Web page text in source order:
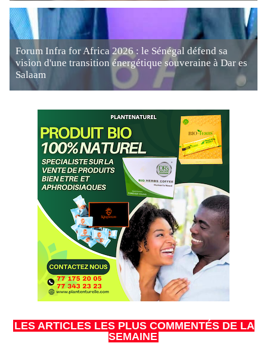
Forum Infra for Africa 2026 : le Sénégal défend sa
vision d'une transition énergétique souveraine à Dar es
Salaam
LES ARTICLES LES PLUS COMMENTÉS DE LA
SEMAINE